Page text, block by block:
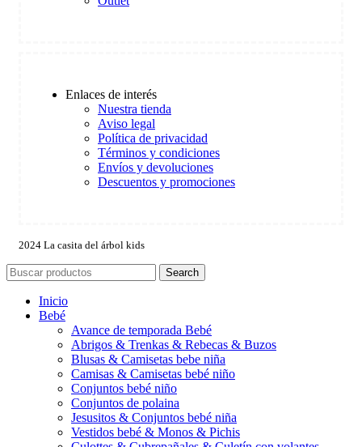
Enlaces de interés
Nuestra tienda
Aviso legal
Política de privacidad
Términos y condiciones
Envíos y devoluciones
Descuentos y promociones
2024 La casita del árbol kids
Search
Inicio
Bebé
Avance de temporada Bebé
Abrigos & Trenkas & Rebecas & Buzos
Blusas & Camisetas bebe niña
Camisas & Camisetas bebé niño
Conjuntos bebé niño
Conjuntos de polaina
Jesusitos & Conjuntos bebé niña
Vestidos bebé & Monos & Pichis